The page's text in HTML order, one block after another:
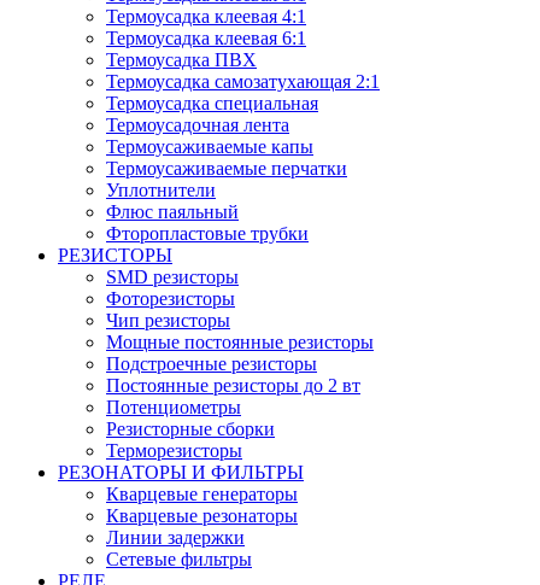
Термоусадка клеевая 4:1
Термоусадка клеевая 6:1
Термоусадка ПВХ
Термоусадка самозатухающая 2:1
Термоусадка специальная
Термоусадочная лента
Термоусаживаемые капы
Термоусаживаемые перчатки
Уплотнители
Флюс паяльный
Фторопластовые трубки
РЕЗИСТОРЫ
SMD резисторы
Фоторезисторы
Чип резисторы
Мощные постоянные резисторы
Подстроечные резисторы
Постоянные резисторы до 2 вт
Потенциометры
Резисторные сборки
Терморезисторы
РЕЗОНАТОРЫ И ФИЛЬТРЫ
Кварцевые генераторы
Кварцевые резонаторы
Линии задержки
Сетевые фильтры
РЕЛЕ